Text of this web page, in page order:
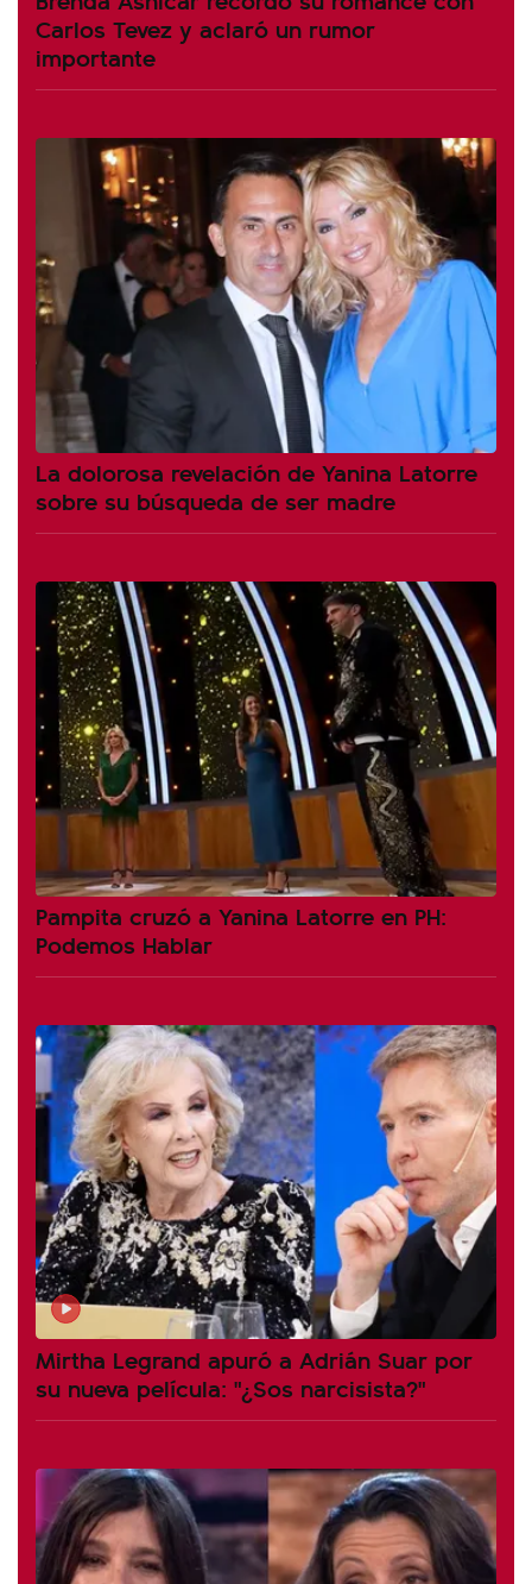
Carlos Tevez y aclaró un rumor
importante
La dolorosa revelación de Yanina Latorre
sobre su búsqueda de ser madre
Pampita cruzó a Yanina Latorre en PH:
Podemos Hablar
Mirtha Legrand apuró a Adrián Suar por
su nueva película: "¿Sos narcisista?"